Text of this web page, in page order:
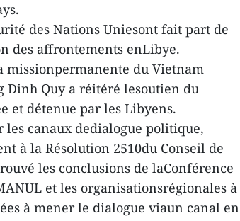
des Nations Uniesont fait part de
des affrontements enLibye.
missionpermanente du Vietnam
Dinh Quy a réitéré lesoutien du
et détenue par les Libyens.
canaux dedialogue politique,
à la Résolution 2510du Conseil de
les conclusions de laConférence
et les organisationsrégionales à
à mener le dialogue viaun canal en